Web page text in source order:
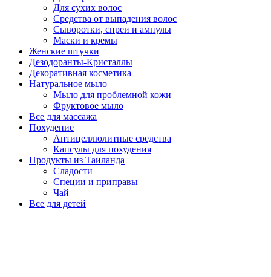
Для сухих волос
Средства от выпадения волос
Сыворотки, спреи и ампулы
Маски и кремы
Женские штучки
Дезодоранты-Кристаллы
Декоративная косметика
Натуральное мыло
Мыло для проблемной кожи
Фруктовое мыло
Все для массажа
Похудение
Антицеллюлитные средства
Капсулы для похудения
Продукты из Таиланда
Сладости
Специи и приправы
Чай
Все для детей